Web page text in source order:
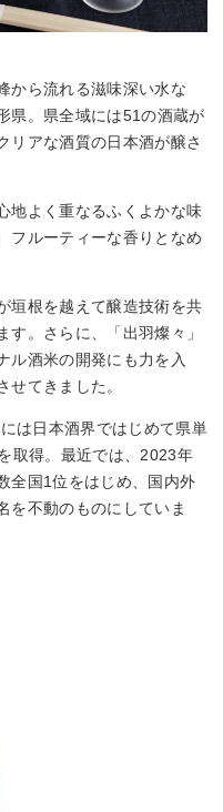
から流れる滋味深い水な
県。県全域には51の酒蔵が
リアな酒質の日本酒が醸さ
地よく重なるふくよかな味
フルーティーな香りとなめ
垣根を越えて醸造技術を共
。さらに、「出羽燦々」
ル酒米の開発にも力を入
せてきました。
は日本酒界ではじめて県単
取得。最近では、2023年
全国1位をはじめ、国内外
を不動のものにしていま